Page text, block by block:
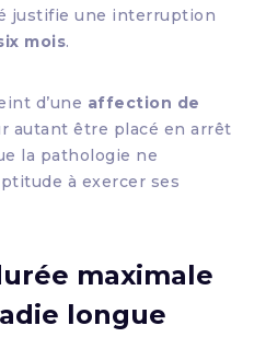
justifie une interruption
mois.
d’une affection de
autant être placé en arrêt
la pathologie ne
à exercer ses
maximale
longue